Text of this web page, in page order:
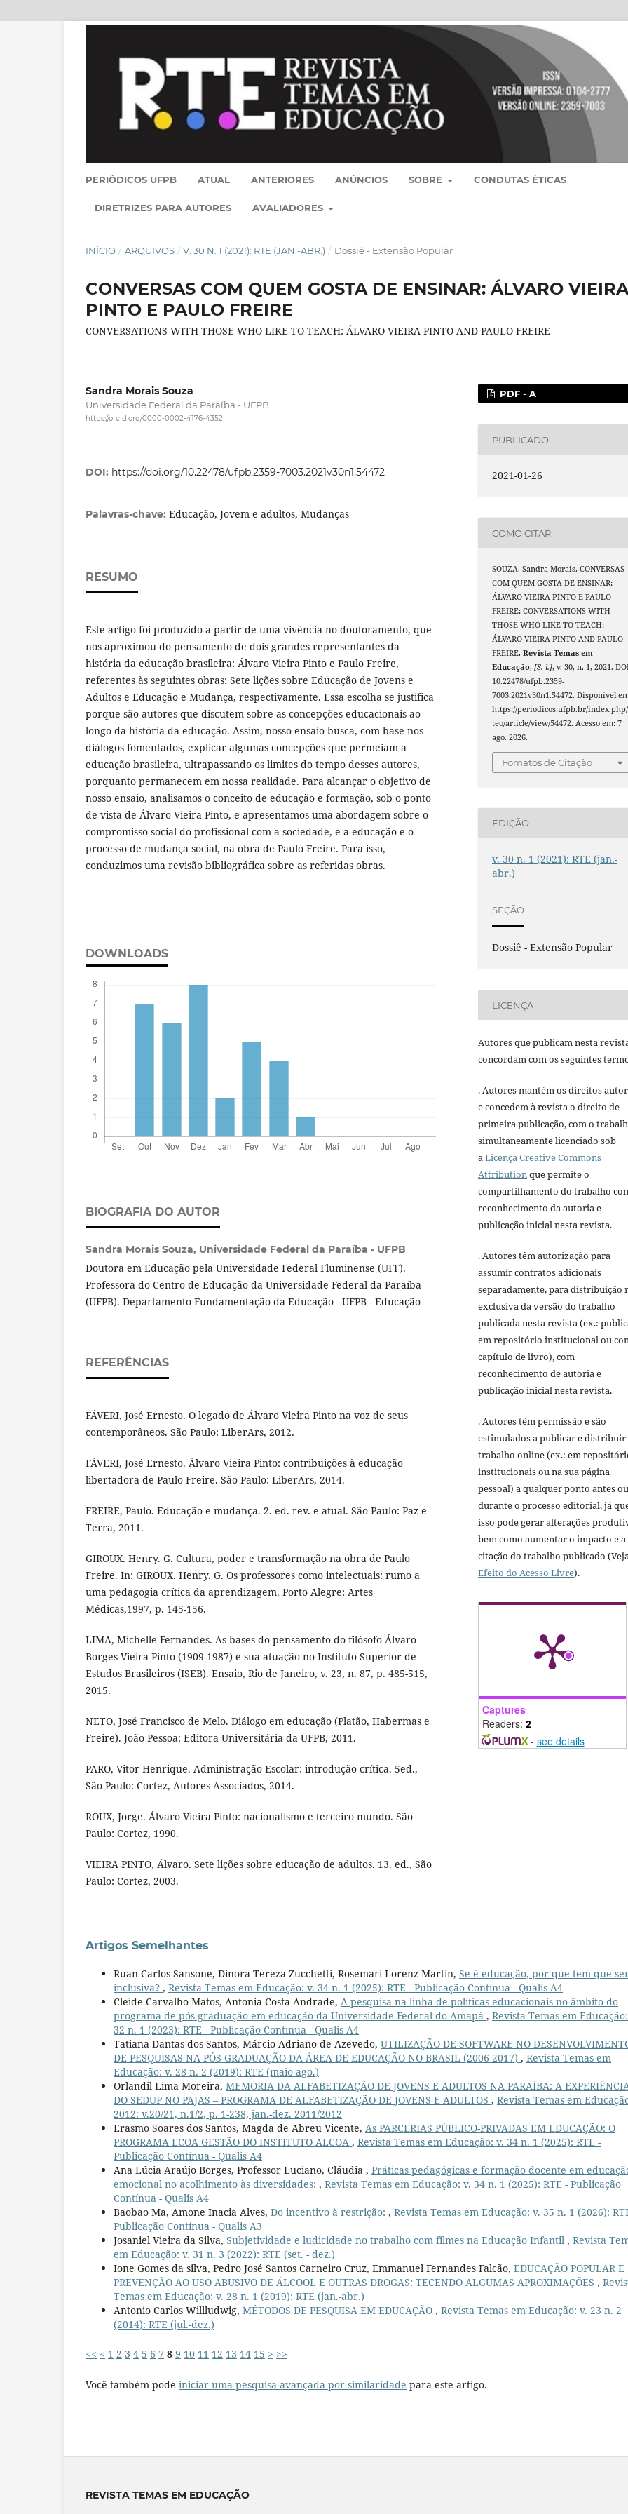
PERIÓDICOS UFPB ATUAL ANTERIORES ANÚNCIOS SOBRE CONDUTAS ÉTICAS
DIRETRIZES PARA AUTORES AVALIADORES
INÍCIO / ARQUIVOS / V. 30 N. 1 (2021): RTE (JAN.-ABR.) / Dossiê - Extensão Popular
CONVERSAS COM QUEM GOSTA DE ENSINAR: ÁLVARO VIEIRA
PINTO E PAULO FREIRE
CONVERSATIONS WITH THOSE WHO LIKE TO TEACH: ÁLVARO VIEIRA PINTO AND PAULO FREIRE
Sandra Morais Souza
Universidade Federal da Paraíba - UFPB
https://orcid.org/0000-0002-4176-4352
DOI: https://doi.org/10.22478/ufpb.2359-7003.2021v30n1.54472
Palavras-chave: Educação, Jovem e adultos, Mudanças
RESUMO
Este artigo foi produzido a partir de uma vivência no doutoramento, que
nos aproximou do pensamento de dois grandes representantes da
história da educação brasileira: Álvaro Vieira Pinto e Paulo Freire,
referentes às seguintes obras: Sete lições sobre Educação de Jovens e
Adultos e Educação e Mudança, respectivamente. Essa escolha se justifica
porque são autores que discutem sobre as concepções educacionais ao
longo da história da educação. Assim, nosso ensaio busca, com base nos
diálogos fomentados, explicar algumas concepções que permeiam a
educação brasileira, ultrapassando os limites do tempo desses autores,
porquanto permanecem em nossa realidade. Para alcançar o objetivo de
nosso ensaio, analisamos o conceito de educação e formação, sob o ponto
de vista de Álvaro Vieira Pinto, e apresentamos uma abordagem sobre o
compromisso social do profissional com a sociedade, e a educação e o
processo de mudança social, na obra de Paulo Freire. Para isso,
conduzimos uma revisão bibliográfica sobre as referidas obras.
DOWNLOADS
BIOGRAFIA DO AUTOR
Sandra Morais Souza, Universidade Federal da Paraíba - UFPB
Doutora em Educação pela Universidade Federal Fluminense (UFF).
Professora do Centro de Educação da Universidade Federal da Paraíba
(UFPB). Departamento Fundamentação da Educação - UFPB - Educação
REFERÊNCIAS
FÁVERI, José Ernesto. O legado de Álvaro Vieira Pinto na voz de seus
contemporâneos. São Paulo: LiberArs, 2012.
FÁVERI, José Ernesto. Álvaro Vieira Pinto: contribuições à educação
libertadora de Paulo Freire. São Paulo: LiberArs, 2014.
FREIRE, Paulo. Educação e mudança. 2. ed. rev. e atual. São Paulo: Paz e
Terra, 2011.
GIROUX. Henry. G. Cultura, poder e transformação na obra de Paulo
Freire. In: GIROUX. Henry. G. Os professores como intelectuais: rumo a
uma pedagogia crítica da aprendizagem. Porto Alegre: Artes
Médicas,1997, p. 145-156.
LIMA, Michelle Fernandes. As bases do pensamento do filósofo Álvaro
Borges Vieira Pinto (1909-1987) e sua atuação no Instituto Superior de
Estudos Brasileiros (ISEB). Ensaio, Rio de Janeiro, v. 23, n. 87, p. 485-515,
2015.
NETO, José Francisco de Melo. Diálogo em educação (Platão, Habermas e
Freire). João Pessoa: Editora Universitária da UFPB, 2011.
PARO, Vitor Henrique. Administração Escolar: introdução crítica. 5ed.,
São Paulo: Cortez, Autores Associados, 2014.
ROUX, Jorge. Álvaro Vieira Pinto: nacionalismo e terceiro mundo. São
Paulo: Cortez, 1990.
VIEIRA PINTO, Álvaro. Sete lições sobre educação de adultos. 13. ed., São
Paulo: Cortez, 2003.
PDF - A
PUBLICADO
2021-01-26
COMO CITAR
SOUZA, Sandra Morais. CONVERSAS
COM QUEM GOSTA DE ENSINAR:
ÁLVARO VIEIRA PINTO E PAULO
FREIRE: CONVERSATIONS WITH
THOSE WHO LIKE TO TEACH:
ÁLVARO VIEIRA PINTO AND PAULO
FREIRE.Revista Temas em
Educação,[S. l.], v. 30, n. 1, 2021.
10.22478/ufpb.2359-
7003.2021v30n1.54472. Disponível
https://periodicos.ufpb.br/
teo/article/view/54472. Acesso em: 7
ago. 2026.
Fomatos de Citação
EDIÇÃO
v. 30 n. 1 (2021): RTE (jan.-
abr.)
SEÇÃO
Dossiê - Extensão Popular
LICENÇA
Autores que publicam nesta
concordam com os seguintes
. Autores mantém os direitos
e concedem à revista o direito de
primeira publicação, com o
simultaneamente licenciado sob
aLicença Creative Commons
Attributionque permite o
compartilhamento do trabalho
reconhecimento da autoria e
publicação inicial nesta revista.
. Autores têm autorização para
assumir contratos adicionais
separadamente, para distribuição
exclusiva da versão do trabalho
publicada nesta revista (ex.:
em repositório institucional ou
capítulo de livro), com
reconhecimento de autoria e
publicação inicial nesta revista.
. Autores têm permissão e são
estimulados a publicar e distribuir
trabalho online (ex.: em
institucionais ou na sua página
pessoal) a qualquer ponto antes ou
durante o processo editorial, já
isso pode gerar alterações
bem como aumentar o impacto e a
citação do trabalho publicado
Efeito do Acesso Livre).
Captures
Readers: 2
- see details
Artigos Semelhantes
Ruan Carlos Sansone, Dinora Tereza Zucchetti, Rosemari Lorenz Martin, Se é educação, por que tem que
inclusiva? , Revista Temas em Educação: v. 34 n. 1 (2025): RTE - Publicação Contínua - Qualis A4
Cleide Carvalho Matos, Antonia Costa Andrade, A pesquisa na linha de políticas educacionais no âmbito do
programa de pós-graduação em educação da Universidade Federal do Amapá , Revista Temas em
32 n. 1 (2023): RTE - Publicação Contínua - Qualis A4
Tatiana Dantas dos Santos, Márcio Adriano de Azevedo, UTILIZAÇÃO DE SOFTWARE NO
DE PESQUISAS NA PÓS-GRADUAÇÃO DA ÁREA DE EDUCAÇÃO NO BRASIL (2006-2017) , Revista Temas em
Educação: v. 28 n. 2 (2019): RTE (maio-ago.)
Orlandil Lima Moreira, MEMÓRIA DA ALFABETIZAÇÃO DE JOVENS E ADULTOS NA PARAÍBA: A
DO SEDUP NO PAJAS – PROGRAMA DE ALFABETIZAÇÃO DE JOVENS E ADULTOS , Revista Temas em
2012: v.20/21, n.1/2, p. 1-238, jan.-dez. 2011/2012
Erasmo Soares dos Santos, Magda de Abreu Vicente, As PARCERIAS PÚBLICO-PRIVADAS EM EDUCAÇÃO: O
PROGRAMA ECOA GESTÃO DO INSTITUTO ALCOA , Revista Temas em Educação: v. 34 n. 1 (2025): RTE -
Publicação Contínua - Qualis A4
Ana Lúcia Araújo Borges, Professor Luciano, Cláudia , Práticas pedagógicas e formação docente em
emocional no acolhimento às diversidades: , Revista Temas em Educação: v. 34 n. 1 (2025): RTE - Publicação
Contínua - Qualis A4
Baobao Ma, Amone Inacia Alves, Do incentivo à restrição: , Revista Temas em Educação: v. 35 n. 1 (2026):
Publicação Contínua - Qualis A3
Josaniel Vieira da Silva, Subjetividade e ludicidade no trabalho com filmes na Educação Infantil , Revista
em Educação: v. 31 n. 3 (2022): RTE (set. - dez.)
Ione Gomes da silva, Pedro José Santos Carneiro Cruz, Emmanuel Fernandes Falcão, EDUCAÇÃO POPULAR E
PREVENÇÃO AO USO ABUSIVO DE ÁLCOOL E OUTRAS DROGAS: TECENDO ALGUMAS APROXIMAÇÕES ,
Temas em Educação: v. 28 n. 1 (2019): RTE (jan.-abr.)
Antonio Carlos Willludwig, MÉTODOS DE PESQUISA EM EDUCAÇÃO , Revista Temas em Educação: v. 23 n. 2
(2014): RTE (jul.-dez.)
<< < 1 2 3 4 5 6 7 8 9 10 11 12 13 14 15 > >>
Você também pode iniciar uma pesquisa avançada por similaridade para este artigo.
REVISTA TEMAS EM EDUCAÇÃO